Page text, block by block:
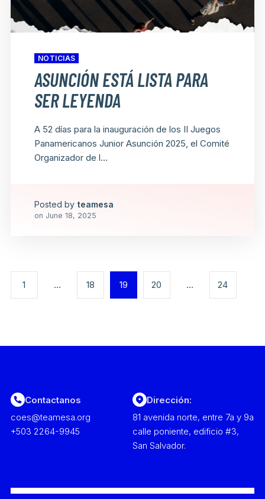
NOTICIAS
ASUNCIÓN ESTÁ LISTA PARA
SER LEYENDA
A 52 días para la inauguración de los II Juegos
Panamericanos Junior Asunción 2025, el Comité
Organizador de l...
Posted by teamesa
on June 18, 2025
1 … 18 19 20 … 24
Contactanos
coes@teamesa.org
+503 2264-9945
Dirección:
81 avenida norte, entre 7a y 9a
calle poniente, edificio #3,
San Salvador.